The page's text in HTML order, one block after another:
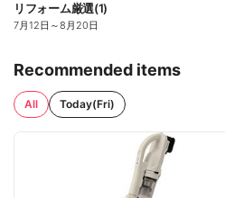
リフォーム厳選(1)
7月12日 ～8月20日
Recommended items
All Today(Fri)